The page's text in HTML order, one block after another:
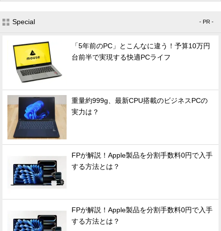
Special - PR -
「5年前のPC」とこんなに違う！予算10万円
台前半で実現する快適PCライフ
重量約999g、最新CPU搭載のビジネスPCの
実力は？
FPが解説！Apple製品を分割手数料0円で入手
する方法とは？
FPが解説！Apple製品を分割手数料0円で入手
する方法とは？